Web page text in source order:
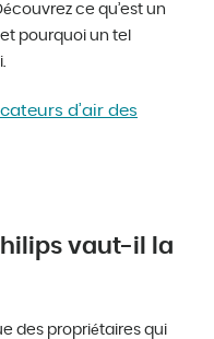
ce qu’est un
pourquoi un tel
d’air des
vaut-il la
des propriétaires qui